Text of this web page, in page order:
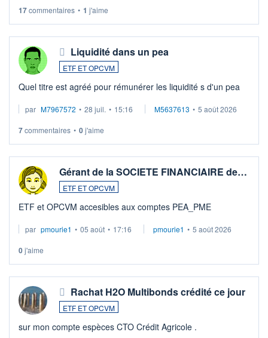
17commentaires • 1 j'aime
Liquidité dans un pea
ETF ET OPCVM
Quel titre est agréé pour rémunérer les liquidité s d'un pea
par M7967572 • 28 juil. • 15:16 M5637613 • 5 août 2026
7commentaires • 0j'aime
Gérant de la SOCIETE FINANCIAIRE de…
ETF ET OPCVM
ETF et OPCVM accesibles aux comptes PEA_PME
par pmourie1 • 05 août • 17:16 pmourie1 • 5 août 2026
0j'aime
Rachat H2O Multibonds crédité ce jour
ETF ET OPCVM
sur mon compte espèces CTO Crédit Agricole .